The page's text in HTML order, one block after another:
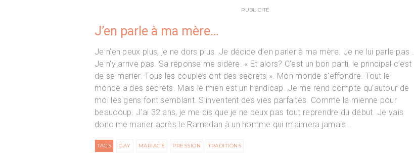
PUBLICITÉ
J’en parle à ma mère…
Je n’en peux plus, je ne dors plus. Je décide d’en parler à ma mère. Je ne lui parle pas .
Je n’y arrive pas. Sa réponse me sidère. « Et alors? C’est un bon parti, le principal c’est
de se marier. Tous les couples ont des secrets ». Mon monde s’effondre. Tout le
monde a des secrets. Mais le mien est un handicap. Je me rend compte qu’autour de
moi les gens font semblant. S’inventent des vies parfaites. Comme la mienne pour
beaucoup. J’ai 32 ans, je me dis que je ne peux pas tout reprendre du début. Je vais
donc me marier après le Ramadan à un homme qui m’aimera jamais…
TAGS GAY MARIAGE PRESSION TRADITIONS